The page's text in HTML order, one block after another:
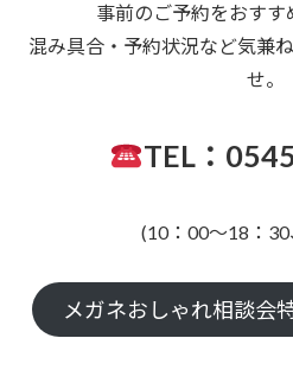
事前のご予約をおすす
混み具合・予約状況など気兼
せ。
TEL：
(10：00～18：
メガネおしゃれ相談会